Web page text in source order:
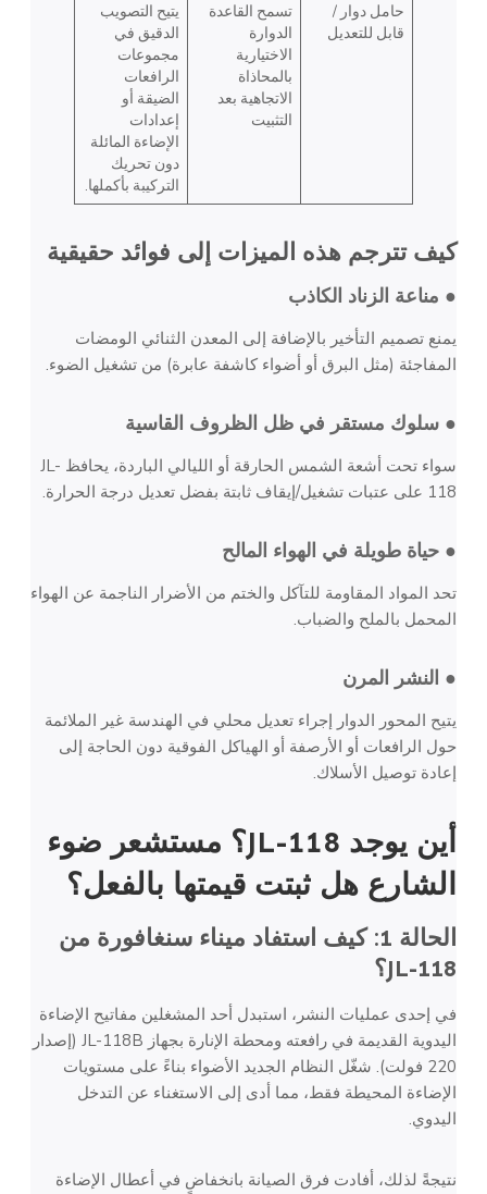
حامل دوار /
قابل للتعديل
تسمح القاعدة
الدوارة
الاختيارية
بالمحاذاة
الاتجاهية بعد
التثبيت
يتيح التصويب
الدقيق في
مجموعات
الرافعات
الضيقة أو
إعدادات
الإضاءة المائلة
دون تحريك
التركيبة بأكملها.
كيف تترجم هذه الميزات إلى فوائد حقيقية
● مناعة الزناد الكاذب
يمنع تصميم التأخير بالإضافة إلى المعدن الثنائي الومضات
المفاجئة (مثل البرق أو أضواء كاشفة عابرة) من تشغيل الضوء.
● سلوك مستقر في ظل الظروف القاسية
سواء تحت أشعة الشمس الحارقة أو الليالي الباردة، يحافظ JL-
118 على عتبات تشغيل/إيقاف ثابتة بفضل تعديل درجة الحرارة.
● حياة طويلة في الهواء المالح
تحد المواد المقاومة للتآكل والختم من الأضرار الناجمة عن الهواء
المحمل بالملح والضباب.
● النشر المرن
يتيح المحور الدوار إجراء تعديل محلي في الهندسة غير الملائمة
حول الرافعات أو الأرصفة أو الهياكل الفوقية دون الحاجة إلى
إعادة توصيل الأسلاك.
أين يوجد JL-118؟
مستشعر ضوء
الشارع هل ثبتت قيمتها بالفعل؟
الحالة 1: كيف استفاد ميناء سنغافورة من
JL-118؟
في إحدى عمليات النشر، استبدل أحد المشغلين مفاتيح الإضاءة
اليدوية القديمة في رافعته ومحطة الإنارة بجهاز JL-118B (إصدار
220 فولت). شغّل النظام الجديد الأضواء بناءً على مستويات
الإضاءة المحيطة فقط، مما أدى إلى الاستغناء عن التدخل
اليدوي.
نتيجةً لذلك، أفادت فرق الصيانة بانخفاضٍ في أعطال الإضاءة